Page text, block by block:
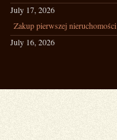
July 17, 2026
Zakup pierwszej nieruchomości
July 16, 2026